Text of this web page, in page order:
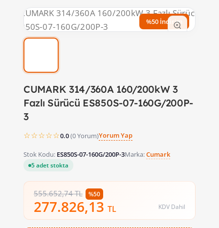
%50 İndirim
CUMARK 314/360A 160/200kW 3
Fazlı Sürücü ES850S-07-160G/200P-
3
☆☆☆☆☆0.0(0 Yorum)Yorum Yap
Stok Kodu: ES850S-07-160G/200P-3Marka:Cumark
5 adet stokta
555.652,74 TL %50
277.826,13 TL KDV Dahil